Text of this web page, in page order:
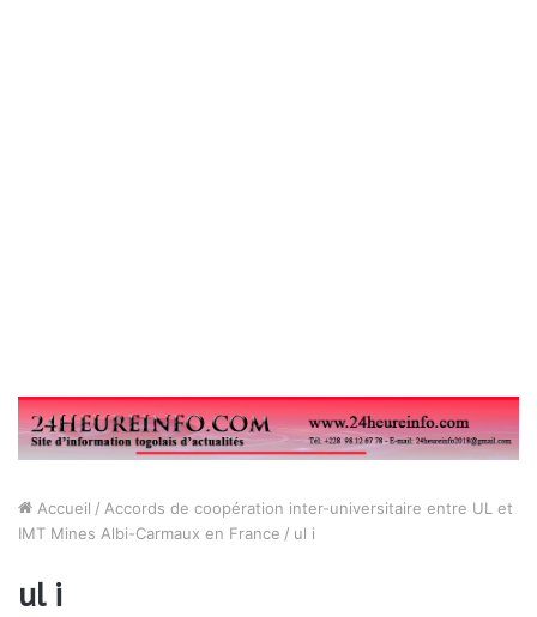
Accueil / Accords de coopération inter-universitaire entre UL et
IMT Mines Albi-Carmaux en France / ul i
ul i